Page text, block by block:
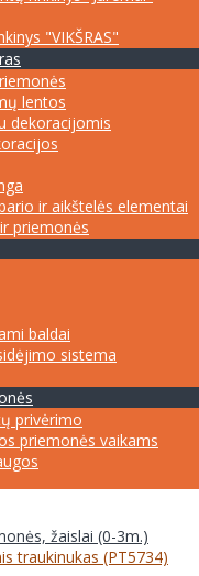
"VIKŠRAS"
lentos
dekoracijomis
ir aikštelės elementai
priemonės
baldai
sistema
privėrimo
priemonės vaikams
žaislai (0-3m.)
traukinukas (PT5734)